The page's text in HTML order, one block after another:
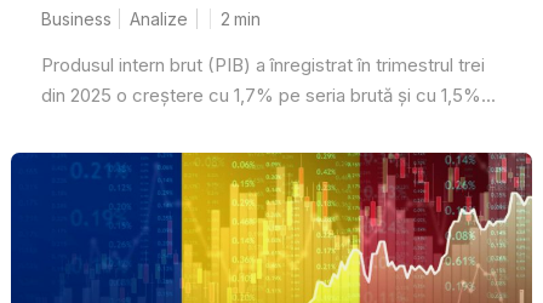
Business Analize 2 min
Produsul intern brut (PIB) a înregistrat în trimestrul trei
din 2025 o creștere cu 1,7% pe seria brută și cu 1,5%...